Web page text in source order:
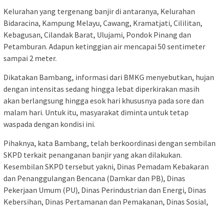
Kelurahan yang tergenang banjir di antaranya, Kelurahan
Bidaracina, Kampung Melayu, Cawang, Kramatjati, Cililitan,
Kebagusan, Cilandak Barat, Ulujami, Pondok Pinang dan
Petamburan. Adapun ketinggian air mencapai 50 sentimeter
sampai 2 meter.
Dikatakan Bambang, informasi dari BMKG menyebutkan, hujan
dengan intensitas sedang hingga lebat diperkirakan masih
akan berlangsung hingga esok hari khususnya pada sore dan
malam hari. Untuk itu, masyarakat diminta untuk tetap
waspada dengan kondisi ini.
Pihaknya, kata Bambang, telah berkoordinasi dengan sembilan
SKPD terkait penanganan banjir yang akan dilakukan.
Kesembilan SKPD tersebut yakni, Dinas Pemadam Kebakaran
dan Penanggulangan Bencana (Damkar dan PB), Dinas
Pekerjaan Umum (PU), Dinas Perindustrian dan Energi, Dinas
Kebersihan, Dinas Pertamanan dan Pemakanan, Dinas Sosial,